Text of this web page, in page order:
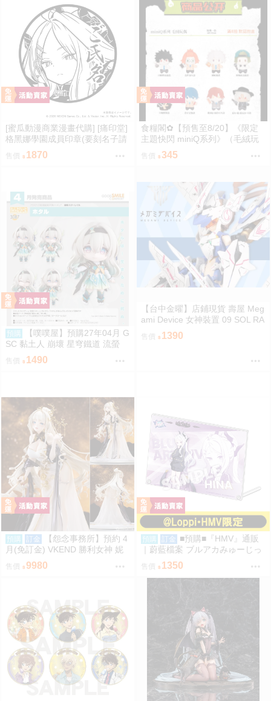
[蜜瓜動漫商業漫畫代購] [痛印堂]
格黑娜學園成員印章(要刻名子請
下單備註)(預約至8/28)(12月預
約)(蔚藍檔案)
1870
食糧閣✿【預售至8/20】《限定
主題快閃 miniQ系列》（毛絨玩
偶）惡靈剋星／幻影敢死隊／主
題快閃／宍喰野虎落／是岸遊人
345
預購
【噗噗屋】預購27年04月 G
SC 黏土人 崩壞 星穹鐵道 流螢
免訂金
售價 1490
【台中金曜】店鋪現貨 壽屋 Meg
ami Device 女神裝置 09 SOL RA
PTOR 白梟 猛禽 組裝模型
售價 1390
預購 訂金
【怨念事務所】預約 4
月(免訂金) VKEND 勝利女神 妮
姬 皇冠 榮耀之花 1/4 附特典 101
售價 9980
預購 訂金 ■預購■『HMV』通販
｜蔚藍檔案 ブルアカみゅーじっ
く♪3D LIVE『空崎陽奈&早瀨優
香&尾刃環奈&錠前沙織』壓克力
售價 1350